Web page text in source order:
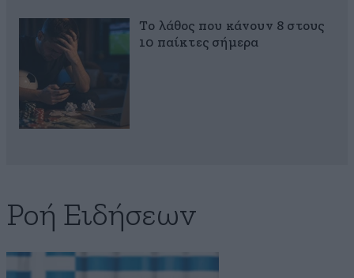
Το λάθος που κάνουν 8 στους
10 παίκτες σήμερα
Ροή Ειδήσεων